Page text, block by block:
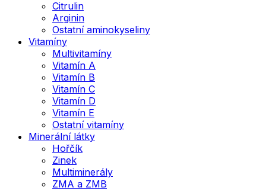
Citrulin
Arginin
Ostatní aminokyseliny
Vitamíny
Multivitamíny
Vitamín A
Vitamín B
Vitamín C
Vitamín D
Vitamín E
Ostatní vitamíny
Minerální látky
Hořčík
Zinek
Multiminerály
ZMA a ZMB